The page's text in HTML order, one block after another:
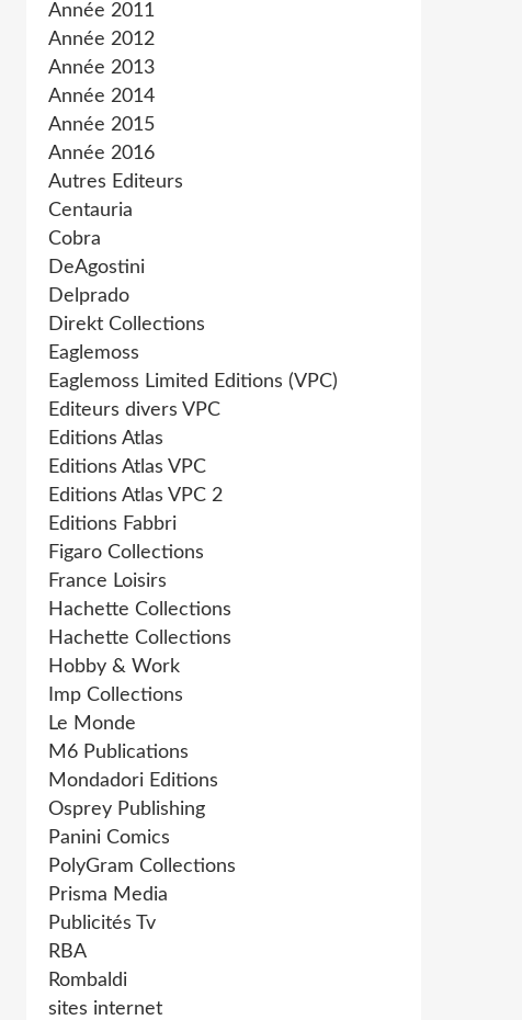
Année 2011
Année 2012
Année 2013
Année 2014
Année 2015
Année 2016
Autres Editeurs
Centauria
Cobra
DeAgostini
Delprado
Direkt Collections
Eaglemoss
Eaglemoss Limited Editions (VPC)
Editeurs divers VPC
Editions Atlas
Editions Atlas VPC
Editions Atlas VPC 2
Editions Fabbri
Figaro Collections
France Loisirs
Hachette Collections
Hachette Collections
Hobby & Work
Imp Collections
Le Monde
M6 Publications
Mondadori Editions
Osprey Publishing
Panini Comics
PolyGram Collections
Prisma Media
Publicités Tv
RBA
Rombaldi
sites internet